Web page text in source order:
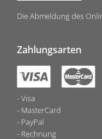
Die Abmeldung des
Zahlungsarten
Visa
MasterCard
PayPal
Rechnung